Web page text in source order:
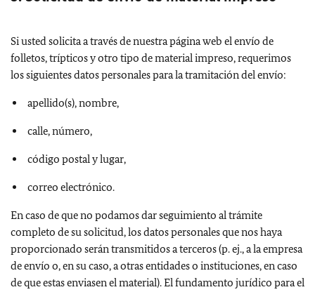
Si usted solicita a través de nuestra página web el envío de
folletos, trípticos y otro tipo de material impreso, requerimos
los siguientes datos personales para la tramitación del envío:
apellido(s), nombre,
calle, número,
código postal y lugar,
correo electrónico.
En caso de que no podamos dar seguimiento al trámite
completo de su solicitud, los datos personales que nos haya
proporcionado serán transmitidos a terceros (p. ej., a la empresa
de envío o, en su caso, a otras entidades o instituciones, en caso
de que estas enviasen el material). El fundamento jurídico para el